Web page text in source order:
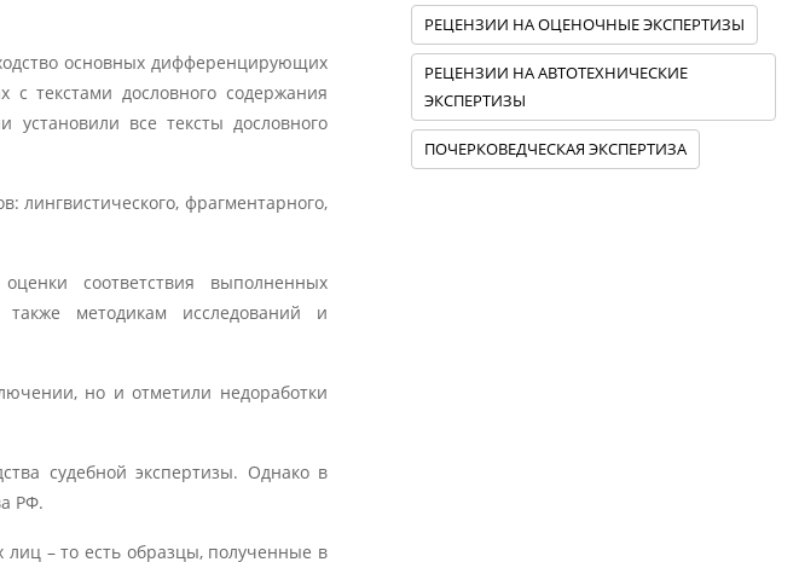
основных дифференцирующих
с текстами дословного содержания
все тексты дословного
фрагментарного,
соответствия выполненных
методикам исследований и
но и отметили недоработки
судебной экспертизы. Однако в
РФ.
– то есть образцы, полученные в
РЕЦЕНЗИИ НА ОЦЕНОЧНЫЕ ЭКСПЕРТИЗЫ
РЕЦЕНЗИИ НА АВТОТЕХНИЧЕСКИЕ
ЭКСПЕРТИЗЫ
ПОЧЕРКОВЕДЧЕСКАЯ ЭКСПЕРТИЗА